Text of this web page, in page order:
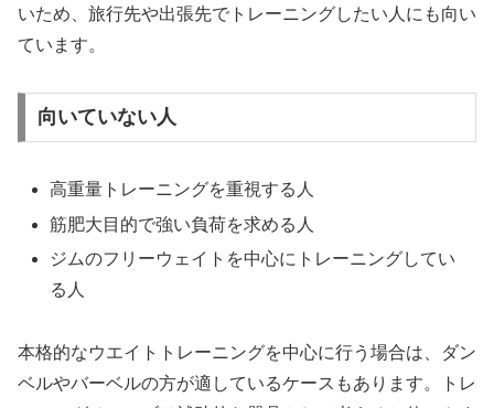
いため、旅行先や出張先でトレーニングしたい人にも向い
ています。
向いていない人
高重量トレーニングを重視する人
筋肥大目的で強い負荷を求める人
ジムのフリーウェイトを中心にトレーニングしてい
る人
本格的なウエイトトレーニングを中心に行う場合は、ダン
ベルやバーベルの方が適しているケースもあります。トレ